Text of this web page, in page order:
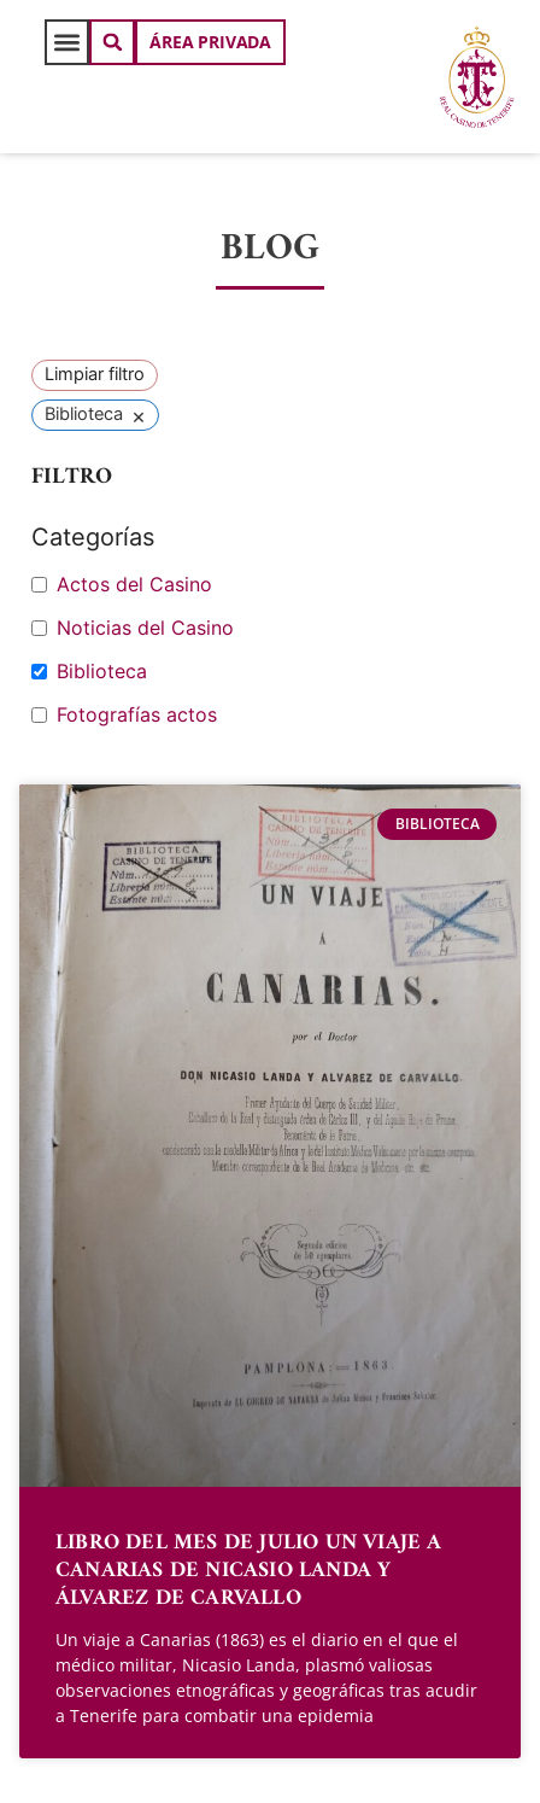
ÁREA PRIVADA
BLOG
Limpiar filtro
Biblioteca ×
FILTRO
Categorías
Actos del Casino
Noticias del Casino
Biblioteca
Fotografías actos
BIBLIOTECA
LIBRO DEL MES DE JULIO UN VIAJE A
CANARIAS DE NICASIO LANDA Y
ÁLVAREZ DE CARVALLO
Un viaje a Canarias (1863) es el diario en el que el
médico militar, Nicasio Landa, plasmó valiosas
observaciones etnográficas y geográficas tras acudir
a Tenerife para combatir una epidemia